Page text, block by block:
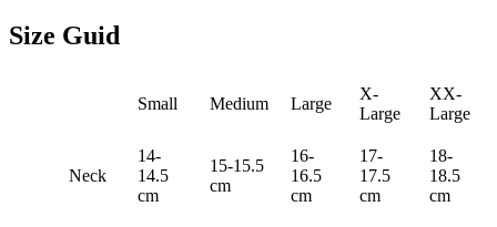
Size Guid
Small Medium Large
X-
Large
XX-
Large
Neck
14-
14.5
cm
15-15.5
cm
16-
16.5
cm
17-
17.5
cm
18-
18.5
cm